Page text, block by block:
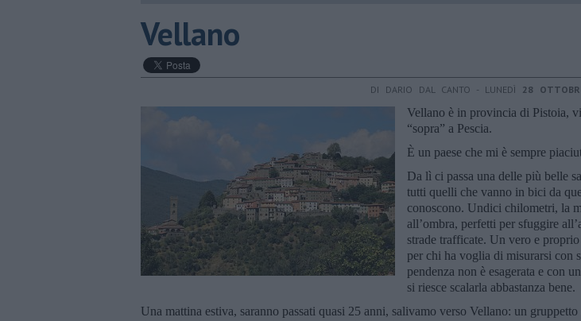
​Vellano
DI DARIO DAL CANTO - LUNEDÌ 28
Vellano è in provincia di Pistoia,
“sopra” a Pescia.
È un paese che mi è sempre
Da lì ci passa una delle più belle
tutti quelli che vanno in bici da
conoscono. Undici chilometri, la
all’ombra, perfetti per sfuggire
strade trafficate. Un vero e
per chi ha voglia di misurarsi con
pendenza non è esagerata e con
si riesce scalarla abbastanza bene.
Una mattina estiva, saranno passati quasi 25 anni, salivamo verso Vellano: un